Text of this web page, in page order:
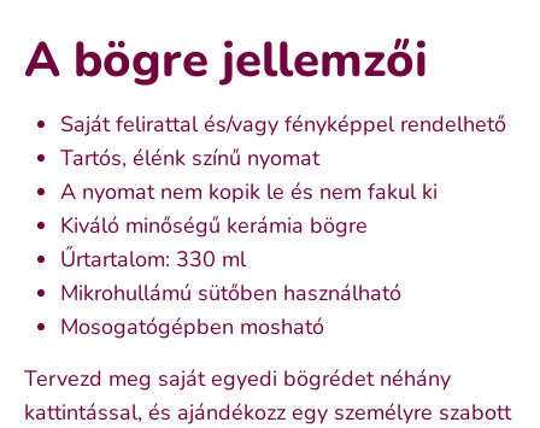
A bögre jellemzői
Saját felirattal és/vagy fényképpel rendelhető
Tartós, élénk színű nyomat
A nyomat nem kopik le és nem fakul ki
Kiváló minőségű kerámia bögre
Űrtartalom: 330 ml
Mikrohullámú sütőben használható
Mosogatógépben mosható
Tervezd meg saját egyedi bögrédet néhány
kattintással, és ajándékozz egy személyre szabott